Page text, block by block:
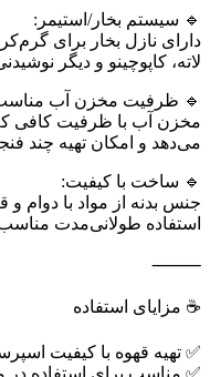
🔹 سیستم بخار/استیمر:
دارای نازل بخار برای
لاته، کاپوچینو و دیگر
🔹 ظرفیت مخزن آب
مخزن آب با ظرفیت کافی
می‌دهد و امکان تهیه چند
🔹 ساخت با کیفیت:
جنس بدنه از مواد با دوام و
استفاده طولانی‌مدت
⸻
☕ مزایای استفاده
✅ تهیه قهوه با کیفیت